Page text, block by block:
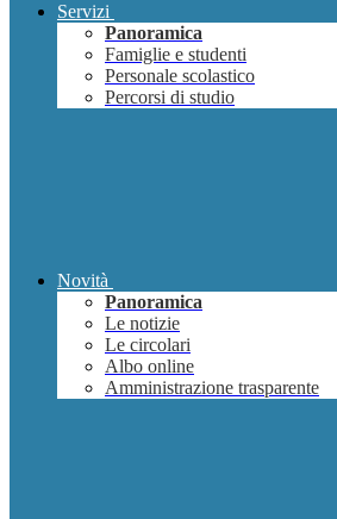
Servizi
Panoramica
Famiglie e studenti
Personale scolastico
Percorsi di studio
Novità
Panoramica
Le notizie
Le circolari
Albo online
Amministrazione trasparente